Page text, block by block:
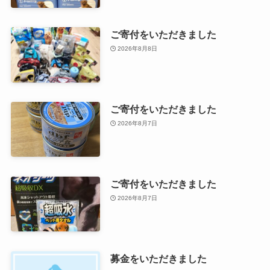
ご寄付をいただきました
2026年8月8日
ご寄付をいただきました
2026年8月7日
ご寄付をいただきました
2026年8月7日
募金をいただきました